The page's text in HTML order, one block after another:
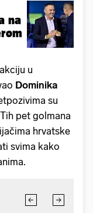
na
u
Dominika
su
pet golmana
hrvatske
svima kako